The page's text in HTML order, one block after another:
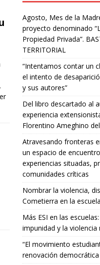
Agosto, Mes de la
proyecto denominado
Propiedad Privada”.
TERRITORIAL
“Intentamos contar un
el intento de
y sus autores”
Del libro descartado al
experiencia
Florentino Ameghino
Atravesando fronteras
un espacio de
experiencias situadas,
comunidades críticas
Nombrar la violencia,
Cometierra en la escuela
Más ESI en las
impunidad y la violencia
“El movimiento
renovación